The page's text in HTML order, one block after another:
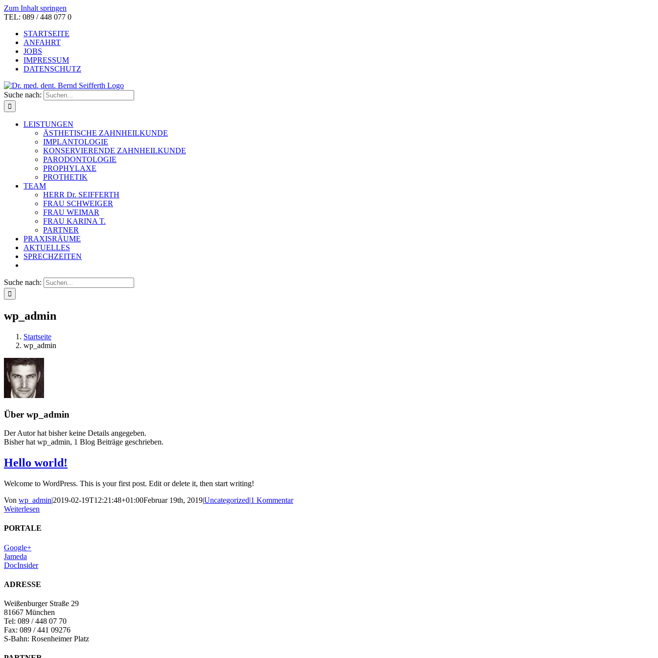
Zum Inhalt springen
TEL: 089 / 448 077 0
STARTSEITE
ANFAHRT
JOBS
IMPRESSUM
DATENSCHUTZ
Suche nach:
LEISTUNGEN
ÄSTHETISCHE ZAHNHEILKUNDE
IMPLANTOLOGIE
KONSERVIERENDE ZAHNHEILKUNDE
PARODONTOLOGIE
PROPHYLAXE
PROTHETIK
TEAM
HERR Dr. SEIFFERTH
FRAU SCHWEIGER
FRAU WEIMAR
FRAU KARINA T.
PARTNER
PRAXISRÄUME
AKTUELLES
SPRECHZEITEN
Suche nach:
wp_admin
Startseite
wp_admin
Über wp_admin
Der Autor hat bisher keine Details angegeben.
Bisher hat wp_admin, 1 Blog Beiträge geschrieben.
Hello world!
Welcome to WordPress. This is your first post. Edit or delete it, then start writing!
Von wp_admin|2019-02-19T12:21:48+01:00Februar 19th, 2019|Uncategorized|1 Kommentar
Weiterlesen
PORTALE
Google+
Jameda
DocInsider
ADRESSE
Weißenburger Straße 29
81667 München
Tel: 089 / 448 07 70
Fax: 089 / 441 09276
S-Bahn: Rosenheimer Platz